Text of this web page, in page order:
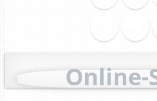
Online-